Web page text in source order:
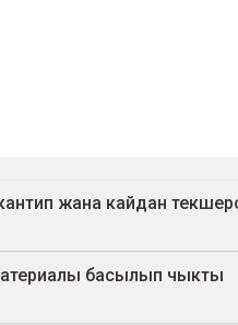
жана кайдан
басылып чыкты